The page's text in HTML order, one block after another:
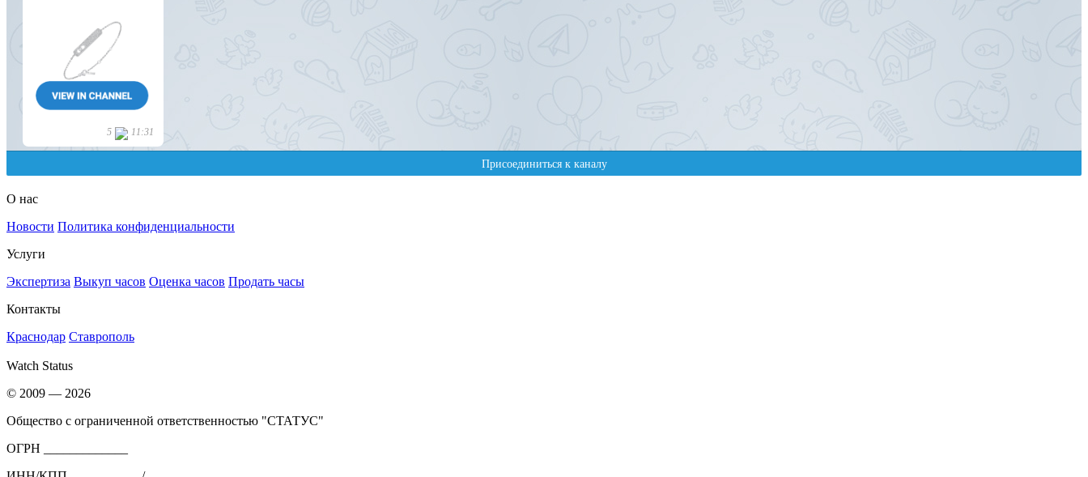
О нас
Новости Политика конфиденциальности
Услуги
Экспертиза Выкуп часов Оценка часов Продать часы
Контакты
Краснодар Ставрополь
Watch Status
© 2009 — 2026
Общество с ограниченной ответственностью "СТАТУС"
ОГРН _____________